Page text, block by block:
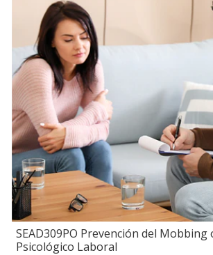
SEAD309PO Prevención del Mobbing
Psicológico Laboral